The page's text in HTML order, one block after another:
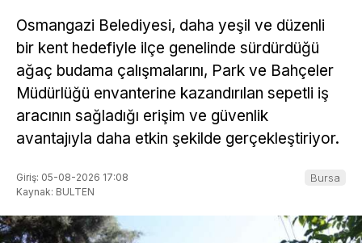
Osmangazi Belediyesi, daha yeşil ve düzenli
bir kent hedefiyle ilçe genelinde sürdürdüğü
ağaç budama çalışmalarını, Park ve Bahçeler
Müdürlüğü envanterine kazandırılan sepetli iş
aracının sağladığı erişim ve güvenlik
avantajıyla daha etkin şekilde gerçekleştiriyor.
Giriş: 05-08-2026 17:08
Kaynak: BULTEN
Bursa